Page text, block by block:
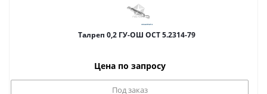
Талреп 0,2 ГУ-ОШ ОСТ 5.2314-79
Цена по запросу
Под заказ